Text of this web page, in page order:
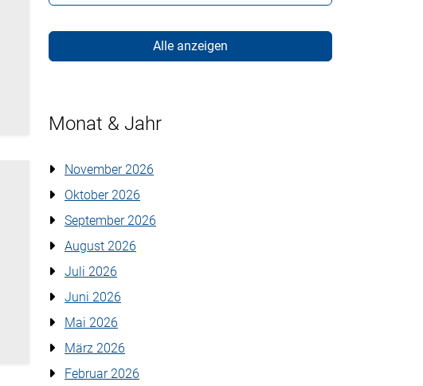
Alle anzeigen
Monat & Jahr
November 2026
Oktober 2026
September 2026
August 2026
Juli 2026
Juni 2026
Mai 2026
März 2026
Februar 2026